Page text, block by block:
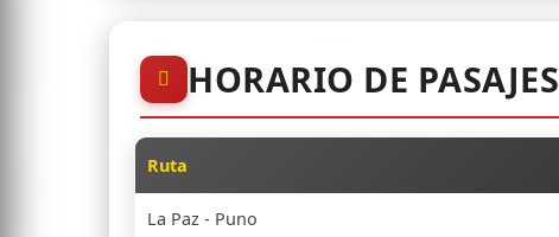
HORARIO DE PASAJES
Ruta
La Paz - Puno